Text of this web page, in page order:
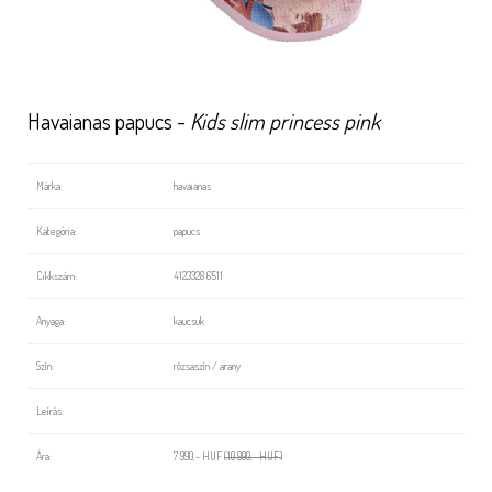
Havaianas papucs - Kids slim princess pink
Márka: havaianas
Kategória: papucs
Cikkszám: 4123328 6511
Anyaga: kaucsuk
Szín: rózsaszín / arany
Leírás:
Ára: 7 990,- HUF(10 990,- HUF)